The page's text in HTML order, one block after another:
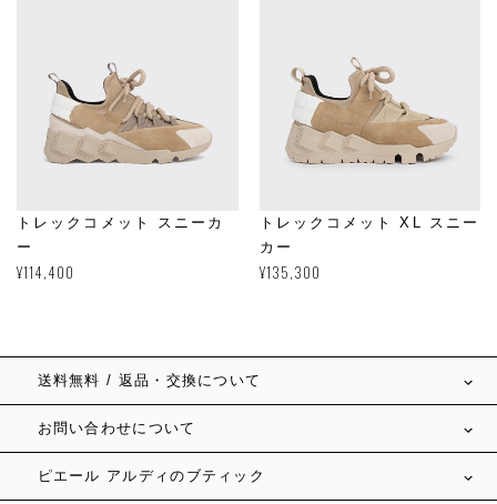
トレックコメット スニーカ
ー
通
常
¥114,400
トレックコメット XL スニー
カー
通
常
¥135,300
送料無料 / 返品・交換について
お問い合わせについて
ピエール アルディのブティック